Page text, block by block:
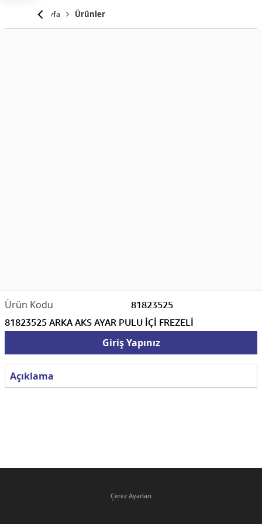
Anasayfa Ürünler
81823525
81823525 ARKA AKS AYAR PULU İÇİ FREZELİ
Giriş Yapınız
Açıklama
Çerez Ayarları